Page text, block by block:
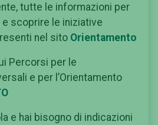
tutte le informazioni per
scoprire le iniziative
nel sito Orientamento
Percorsi per le
e per l’Orientamento
e hai bisogno di indicazioni